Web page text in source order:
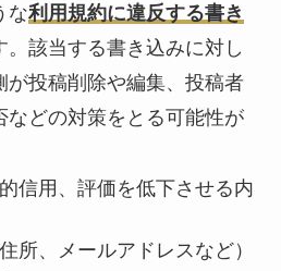
な利用規約に違反する書き
。該当する書き込みに対し
が投稿削除や編集、投稿者
などの対策をとる可能性が
信用、評価を低下させる内
所、メールアドレスなど）